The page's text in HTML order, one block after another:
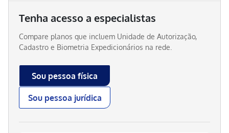
Tenha acesso a especialistas
Compare planos que incluem Unidade de Autorização,
Cadastro e Biometria Expedicionários na rede.
Sou pessoa física
Sou pessoa jurídica